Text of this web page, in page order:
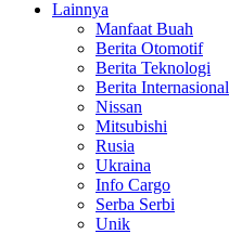
Lainnya
Manfaat Buah
Berita Otomotif
Berita Teknologi
Berita Internasional
Nissan
Mitsubishi
Rusia
Ukraina
Info Cargo
Serba Serbi
Unik